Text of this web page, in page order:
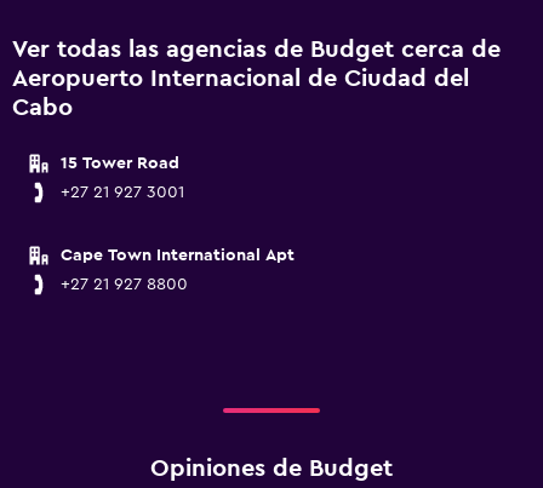
Ver todas las agencias de Budget cerca de
Aeropuerto Internacional de Ciudad del
Cabo
15 Tower Road
+27 21 927 3001
Cape Town International Apt
+27 21 927 8800
Opiniones de Budget